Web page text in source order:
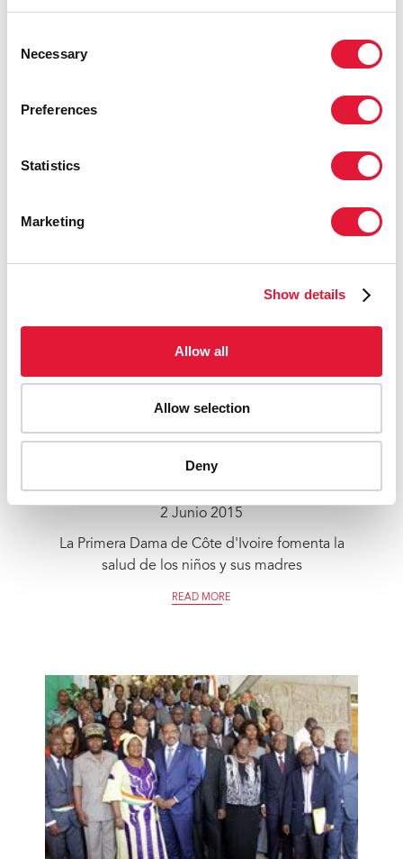
Selection
Necessary
Preferences
Statistics
Marketing
Show details
Allow all
Allow selection
Deny
El presidente de Costa de Marfil promete
recursos adicionales para la respuesta al sida
2 Junio 2015
La Primera Dama de Côte d'Ivoire fomenta la
salud de los niños y sus madres
READ MORE